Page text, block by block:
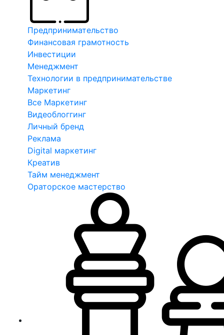
Предпринимательство
Финансовая грамотность
Инвестиции
Менеджмент
Технологии в предпринимательстве
Маркетинг
Все Маркетинг
Видеоблоггинг
Личный бренд
Реклама
Digital маркетинг
Креатив
Тайм менеджмент
Ораторское мастерство